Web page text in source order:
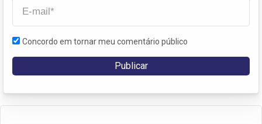
Concordo em tornar meu comentário público